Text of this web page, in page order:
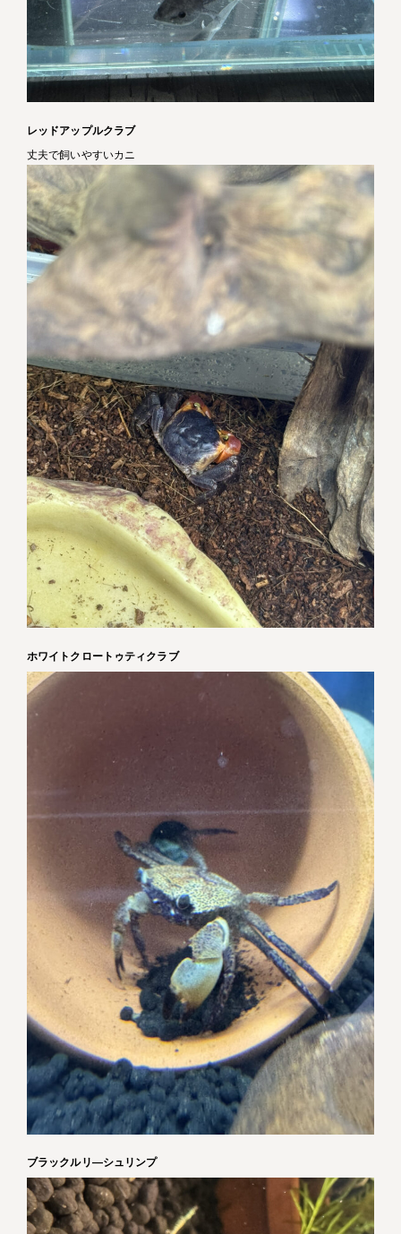
レッドアップルクラブ
丈夫で飼いやすいカニ
ホワイトクロートゥティクラブ
ブラックルリ―シュリンプ